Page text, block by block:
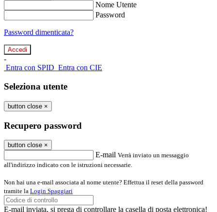
Nome Utente
Password
Password dimenticata?
-
Entra con SPID Entra con CIE
Seleziona utente
button close ×
Recupero password
button close ×
E-mail Verrà inviato un messaggio
all'indirizzo indicato con le istruzioni necessarie.
Non hai una e-mail associata al nome utente? Effettua il reset della password
tramite la Login Spaggiari
E-mail inviata, si prega di controllare la casella di posta elettronica!